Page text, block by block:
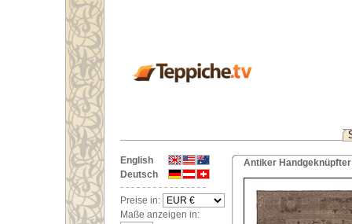
English
Deutsch
Preise in:
Maße anzeigen in:
Antiker